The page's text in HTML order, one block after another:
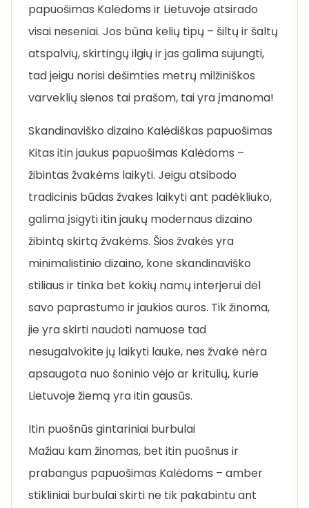
papuošimas Kalėdoms ir Lietuvoje atsirado
visai neseniai. Jos būna kelių tipų – šiltų ir šaltų
atspalvių, skirtingų ilgių ir jas galima sujungti,
tad jeigu norisi dešimties metrų milžiniškos
varveklių sienos tai prašom, tai yra įmanoma!
Skandinaviško dizaino Kalėdiškas papuošimas
Kitas itin jaukus papuošimas Kalėdoms –
žibintas žvakėms laikyti. Jeigu atsibodo
tradicinis būdas žvakes laikyti ant padėkliuko,
galima įsigyti itin jaukų modernaus dizaino
žibintą skirtą žvakėms. Šios žvakės yra
minimalistinio dizaino, kone skandinaviško
stiliaus ir tinka bet kokių namų interjerui dėl
savo paprastumo ir jaukios auros. Tik žinoma,
jie yra skirti naudoti namuose tad
nesugalvokite jų laikyti lauke, nes žvakė nėra
apsaugota nuo šoninio vėjo ar kritulių, kurie
Lietuvoje žiemą yra itin gausūs.
Itin puošnūs gintariniai burbulai
Mažiau kam žinomas, bet itin puošnus ir
prabangus papuošimas Kalėdoms – amber
stikliniai burbulai skirti ne tik pakabintu ant